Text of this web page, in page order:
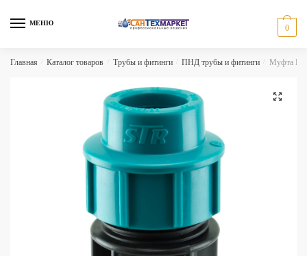
МЕНЮ
0
Главная Каталог товаров Трубы и фитинги ПНД трубы и фитинги Муфта
🔍